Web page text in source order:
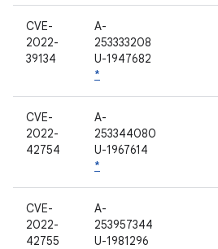
CVE-
2022-
39134
A-
253333208
U-1947682
*
CVE-
2022-
42754
A-
253344080
U-1967614
*
CVE-
2022-
42755
A-
253957344
U-1981296